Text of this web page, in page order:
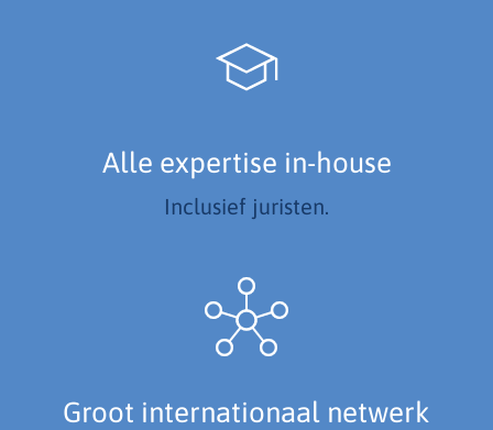
Alle expertise in-house
Inclusief juristen.
Groot internationaal netwerk